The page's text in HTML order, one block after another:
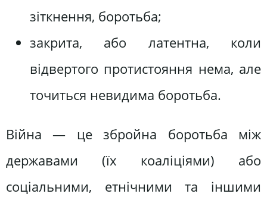
зіткнення, боротьба;
закрита, або латентна, коли
відвертого протистояння нема, але
точиться невидима боротьба.
Війна — це збройна боротьба між
державами (їх коаліціями) або
соціальними, етнічними та іншими